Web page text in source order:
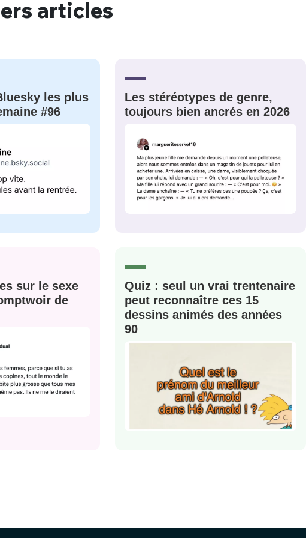
articles
les plus
#96
Les stéréotypes de genre,
toujours bien ancrés en 2026
sur le sexe
de
Quiz : seul un vrai trentenaire
peut reconnaître ces 15
dessins animés des années
90